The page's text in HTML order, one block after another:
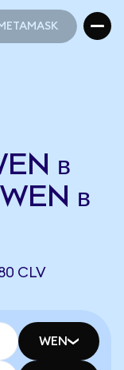
в
в
CLV
WEN